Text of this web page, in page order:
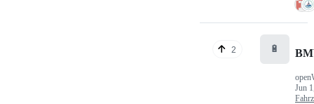
2 🔋
Jun